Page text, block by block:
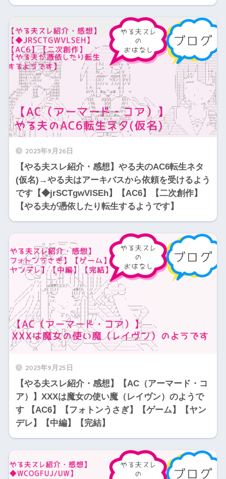
2023年9月26日
【やる夫スレ紹介・感想】やる夫のAC6転生ネタ
(仮名)→やる夫はアーキバスから依頼を受けるよう
です【◆jrSCTgwVlSEh】【AC6】【二次創作】
【やる夫が憑依したり転生するようです】
2023年9月25日
【やる夫スレ紹介・感想】【AC（アーマード・コ
ア）】XXXは魔女の使い魔（レイヴン）のようで
す 【AC6】【フォトンうさぎ】【ゲーム】【ヤン
デレ】【中編】【完結】